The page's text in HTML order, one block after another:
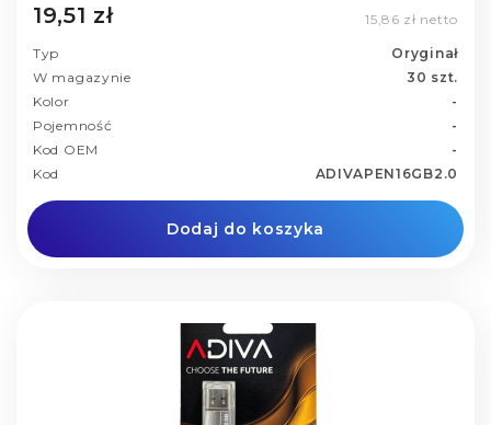
19,51 zł 15,86 zł netto
Typ
Oryginał
W magazynie
30 szt.
Kolor
-
Pojemność
-
Kod OEM
-
Kod
ADIVAPEN16GB2.0
Dodaj do koszyka